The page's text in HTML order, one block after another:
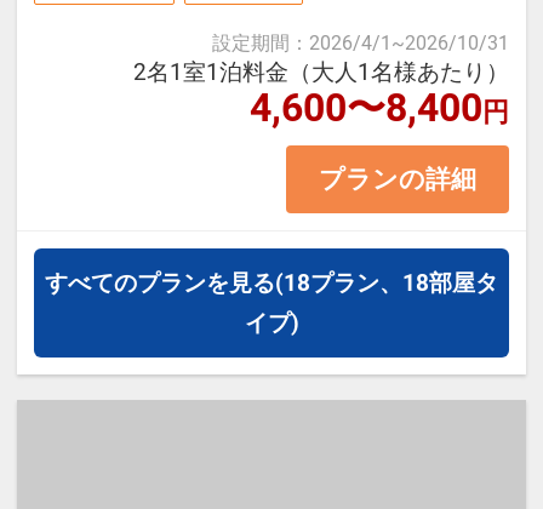
のアクセス拠点にもお使いいただけ
～2名様一室
バス・トイレ付 正ベッド幅
※1ベッドです。2名様で1室をご予
設定期間 ： 2026/4/1 ~2026/10/31
2名1室1泊料金（大人1名様あたり）
4,600〜8,400円
プランの詳細
すべてのプランを見る(18プラン、18部屋タ
イプ)